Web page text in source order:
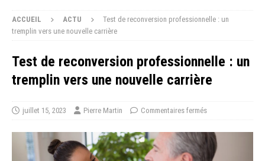
ACCUEIL ACTU
Test de reconversion professionnelle : un
tremplin vers une nouvelle carrière
Test de reconversion professionnelle : un
tremplin vers une nouvelle carrière
juillet 15, 2023 Pierre Martin Commentaires fermés